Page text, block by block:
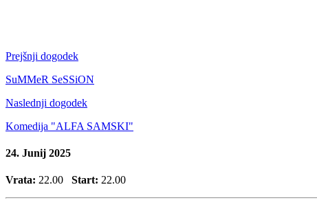
Prejšnji dogodek
SuMMeR SeSSiON
Naslednji dogodek
Komedija "ALFA SAMSKI"
24. Junij 2025
Vrata: 22.00 Start: 22.00